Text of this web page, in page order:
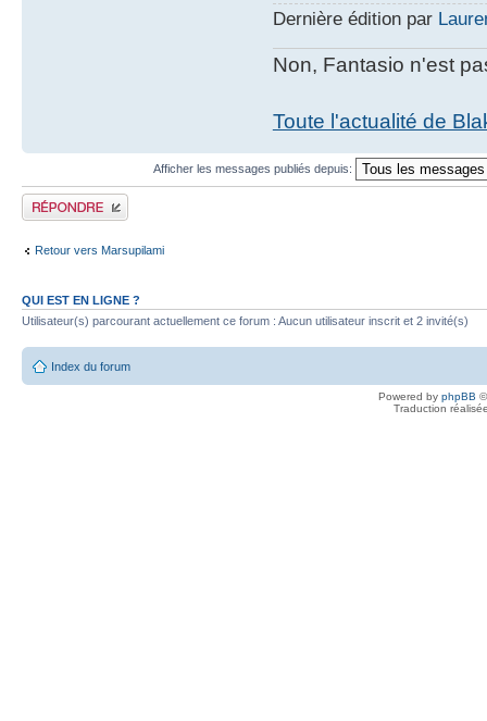
Dernière édition par
Non, Fantasio n'est
Toute l'actualité de
Afficher les messages publiés depuis:
Publier une réponse
Retour vers Marsupilami
QUI EST EN LIGNE ?
Utilisateur(s) parcourant actuellement ce forum : Aucun utilisateur inscrit et 2 invité(s)
Index du forum
Powered by phpBB
Traduction